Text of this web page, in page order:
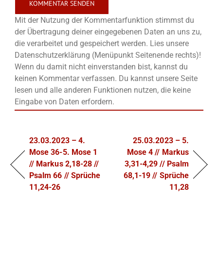
Mit der Nutzung der Kommentarfunktion stimmst du
der Übertragung deiner eingegebenen Daten an uns zu,
die verarbeitet und gespeichert werden. Lies unsere
Datenschutzerklärung (Menüpunkt Seitenende rechts)!
Wenn du damit nicht einverstanden bist, kannst du
keinen Kommentar verfassen. Du kannst unsere Seite
lesen und alle anderen Funktionen nutzen, die keine
Eingabe von Daten erfordern.
23.03.2023 – 4.
Mose 36-5. Mose 1
// Markus 2,18-28 //
Psalm 66 // Sprüche
11,24-26
25.03.2023 – 5.
Mose 4 // Markus
3,31-4,29 // Psalm
68,1-19 // Sprüche
11,28